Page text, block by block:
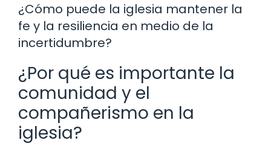
¿Cómo puede la iglesia mantener la
fe y la resiliencia en medio de la
incertidumbre?
¿Por qué es importante la
comunidad y el
compañerismo en la
iglesia?